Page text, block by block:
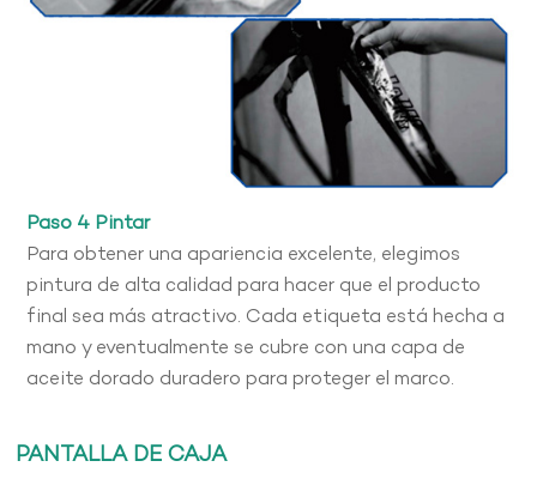
Paso 4 Pintar
Para obtener una apariencia excelente, elegimos
pintura de alta calidad para hacer que el producto
final sea más atractivo. Cada etiqueta está hecha a
mano y eventualmente se cubre con una capa de
aceite dorado duradero para proteger el marco.
PANTALLA DE CAJA